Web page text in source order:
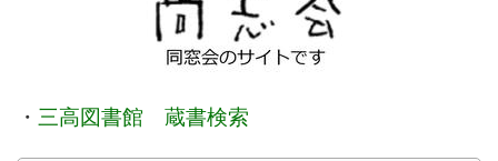
・ 三高図書館 蔵書検索